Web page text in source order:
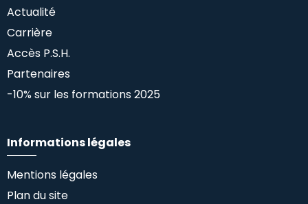
Actualité
Carrière
Accès P.S.H.
Partenaires
-10% sur les formations 2025
Informations légales
Mentions légales
Plan du site